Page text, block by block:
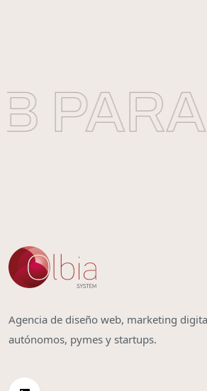
Agencia de diseño web, marketing
autónomos, pymes y startups.